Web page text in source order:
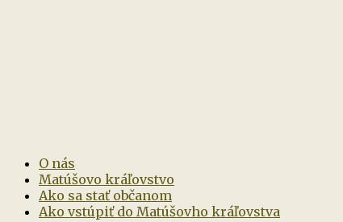
O nás
Matúšovo kráľovstvo
Ako sa stať občanom
Ako vstúpiť do Matúšovho kráľovstva